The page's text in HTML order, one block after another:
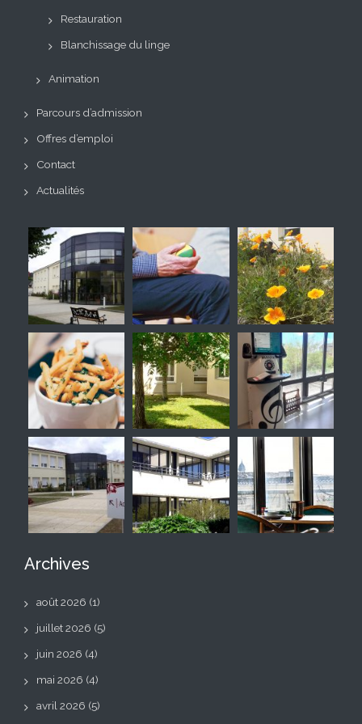
Restauration
Blanchissage du linge
Animation
Parcours d’admission
Offres d’emploi
Contact
Actualités
Archives
août 2026 (1)
juillet 2026 (5)
juin 2026 (4)
mai 2026 (4)
avril 2026 (5)